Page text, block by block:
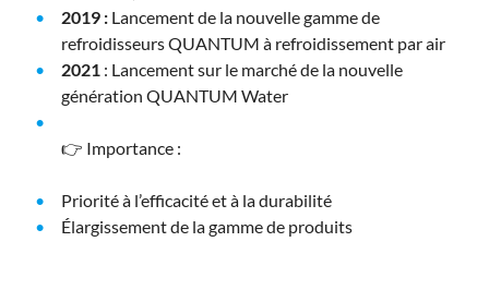
2019 : Lancement de la nouvelle gamme de
refroidisseurs QUANTUM à refroidissement par air
2021 : Lancement sur le marché de la nouvelle
génération QUANTUM Water
👉 Importance :
Priorité à l’efficacité et à la durabilité
Élargissement de la gamme de produits